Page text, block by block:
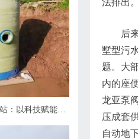
法排出
后
墅型污
题。大
内的座
龙亚泵
压成套
自动地